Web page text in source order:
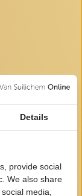
Details
provide social
We also share
media,